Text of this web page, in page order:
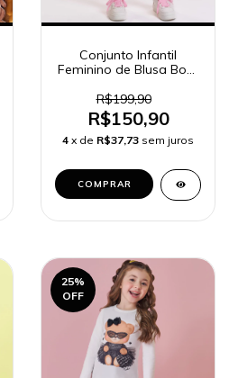
Conjunto Infantil
Feminino de Blusa Boxy
em Moletom Sensation
Panda Friend 90623
R$199,90
R$150,90
4 x de R$37,73 sem juros
COMPRAR
25%
OFF